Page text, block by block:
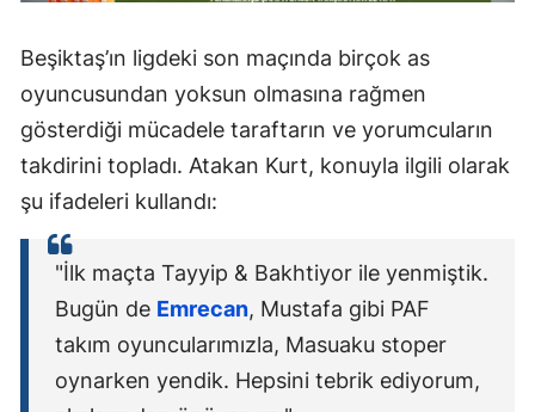
Beşiktaş’ın ligdeki son maçında birçok as
oyuncusundan yoksun olmasına rağmen
gösterdiği mücadele taraftarın ve yorumcuların
takdirini topladı. Atakan Kurt, konuyla ilgili olarak
şu ifadeleri kullandı:
"İlk maçta Tayyip & Bakhtiyor ile yenmiştik.
Bugün de Emrecan, Mustafa gibi PAF
takım oyuncularımızla, Masuaku stoper
oynarken yendik. Hepsini tebrik ediyorum,